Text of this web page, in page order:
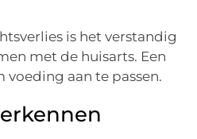
is het verstandig
met de huisarts. Een
aan te passen.